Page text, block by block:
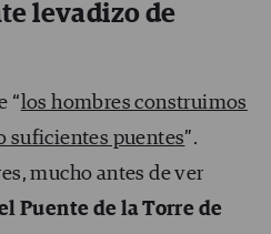
levadizo de
“los hombres construimos
suficientes puentes”.
mucho antes de ver
Puente de la Torre de